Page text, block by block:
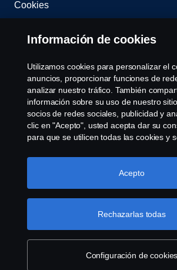
Cookies
Contacta con nosotros
Whistleblowing
Governance, Risk & Compliance
Configuración de cookies
© Copyright Scania 2025 All rights reserved.
CV AB (publ), SE-151 87 Södertälje,
+46-8-55 38 10 00, Fax: +46-8-55 38 10 37.
Información de cookies
Utilizamos cookies para personalizar el
anuncios, proporcionar funciones de
analizar nuestro tráfico. También
información sobre su uso de nuestro
socios de redes sociales, publicidad y
clic en "Acepto", usted acepta dar su
para que se utilicen todas las cookies y
haciendo clic en "Configuración de
seleccionando las categorías que desea
Más información sobre su
Configuración de cookies
Rechazarlas todas
Acepto